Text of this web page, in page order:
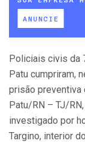
Policiais civis da
Patu cumpriram,
prisão preventiva
Patu/RN – TJ/
investigado por
Targino, interior